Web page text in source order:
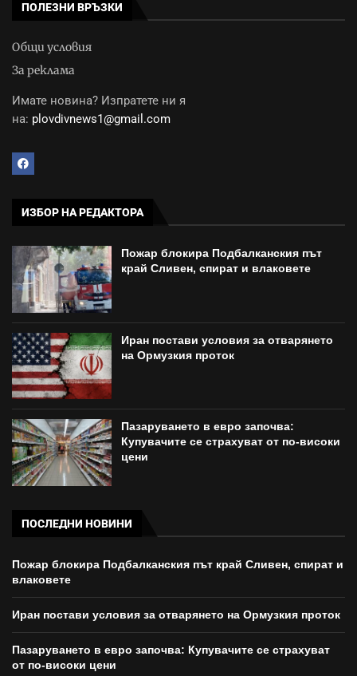
ПОЛЕЗНИ ВРЪЗКИ
Общи условия
За реклама
Имате новина? Изпратете ни я
на: plovdivnews1@gmail.com
ИЗБОР НА РЕДАКТОРА
Пожар блокира Подбалканския път
край Сливен, спират и влаковете
Иран постави условия за отварянето
на Ормузкия проток
Пазаруването в евро започва:
Купувачите се страхуват от по-високи
цени
ПОСЛЕДНИ НОВИНИ
Пожар блокира Подбалканския път край Сливен, спират и
влаковете
Иран постави условия за отварянето на Ормузкия проток
Пазаруването в евро започва: Купувачите се страхуват
от по-високи цени